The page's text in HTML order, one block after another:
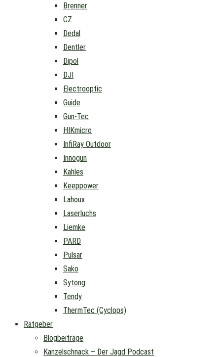
Brenner
CZ
Dedal
Dentler
Dipol
DJI
Electrooptic
Guide
Gun-Tec
HIKmicro
InfiRay Outdoor
Innogun
Kahles
Keeppower
Lahoux
Laserluchs
Liemke
PARD
Pulsar
Sako
Sytong
Tendy
ThermTec (Cyclops)
Ratgeber
Blogbeiträge
Kanzelschnack – Der Jagd Podcast